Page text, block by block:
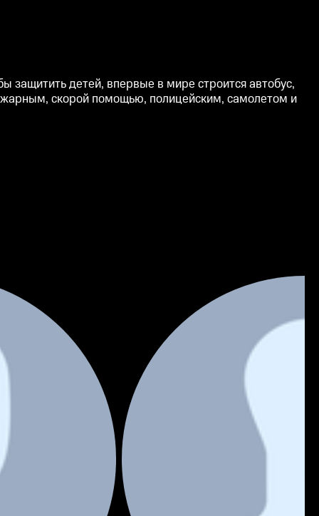
детей, впервые в мире строится автобус,
скорой помощью, полицейским, самолетом и